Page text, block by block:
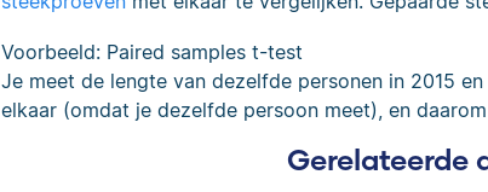
Voorbeeld: Paired samples t-test
Je meet de lengte van dezelfde personen in 2015
elkaar (omdat je dezelfde persoon meet), en
Gerelateerde